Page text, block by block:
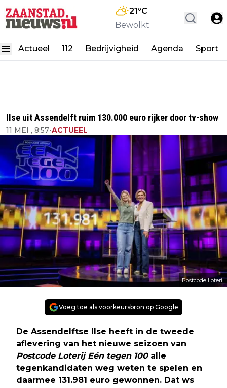
21°C
Bewolkt
Actueel 112 Bedrijvigheid Agenda Sport
Ilse uit Assendelft ruim 130.000 euro rijker door tv-show
11 MEI , 8:57•ACTUEEL
Postcode Loterij
Voeg toe als voorkeursbron op Google
De Assendelftse Ilse heeft in de tweede
aflevering van het nieuwe seizoen van
Postcode Loterij Eén tegen 100alle
tegenkandidaten weg weten te spelen en
daarmee 131.981 euro gewonnen. Dat ws